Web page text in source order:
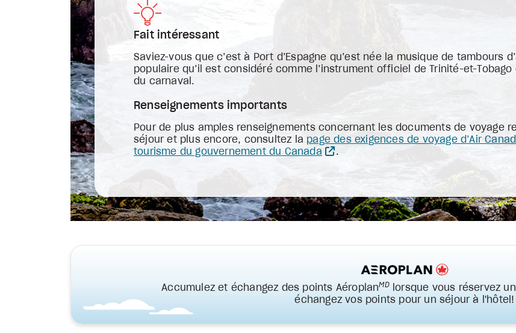
Fait intéressant
Saviez-vous que c’est à Port d’Espagne qu’est née la musique de tambours
populaire qu’il est considéré comme l’instrument officiel de Trinité-et-
du carnaval.
Renseignements importants
Pour de plus amples renseignements concernant les documents de voyage
séjour et plus encore, consultez la page des exigences de voyage d’Air
tourisme du gouvernement du Canada
.
Accumulez et échangez des points AéroplanMDlorsque vous réservez
échangez vos points pour un séjour à l'hôtel!